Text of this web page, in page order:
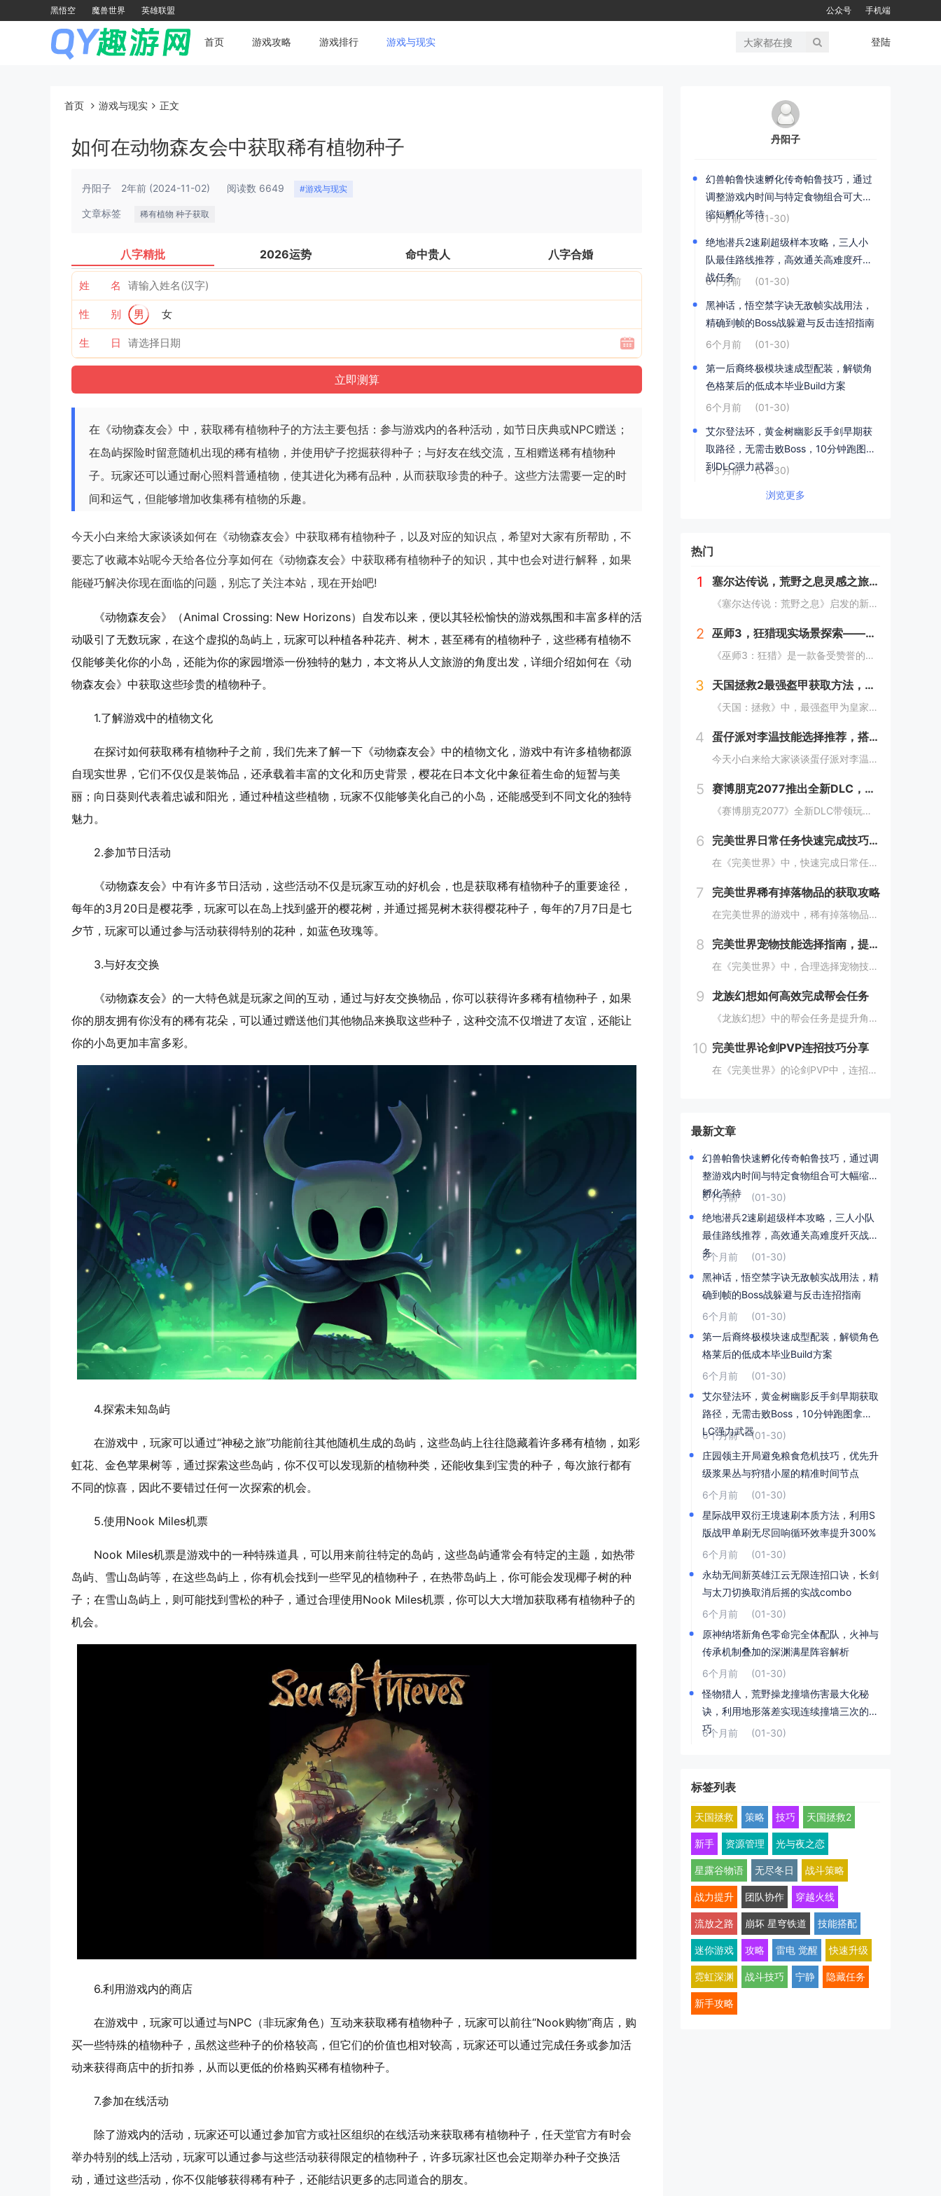
黑悟空 魔兽世界 英雄联盟 公众号 手机端
首页 游戏攻略 游戏排行 游戏与现实 登陆
首页 游戏与现实 正文
如何在动物森友会中获取稀有植物种子
丹阳子 2年前 (2024-11-02) 阅读数 6649 #游戏与现实
文章标签 稀有植物 种子获取
八字精批 2026运势 命中贵人 八字合婚
姓 名
性 别 男 女
生 日
在《动物森友会》中，获取稀有植物种子的方法主要包括：参与游戏内的各种活动，如节日庆典或NPC赠送；
在岛屿探险时留意随机出现的稀有植物，并使用铲子挖掘获得种子；与好友在线交流，互相赠送稀有植物种
子。玩家还可以通过耐心照料普通植物，使其进化为稀有品种，从而获取珍贵的种子。这些方法需要一定的时
间和运气，但能够增加收集稀有植物的乐趣。
今天小白来给大家谈谈如何在《动物森友会》中获取稀有植物种子，以及对应的知识点，希望对大家有所帮助，不
要忘了收藏本站呢今天给各位分享如何在《动物森友会》中获取稀有植物种子的知识，其中也会对进行解释，如果
能碰巧解决你现在面临的问题，别忘了关注本站，现在开始吧!
《动物森友会》（Animal Crossing: New Horizons）自发布以来，便以其轻松愉快的游戏氛围和丰富多样的活
动吸引了无数玩家，在这个虚拟的岛屿上，玩家可以种植各种花卉、树木，甚至稀有的植物种子，这些稀有植物不
仅能够美化你的小岛，还能为你的家园增添一份独特的魅力，本文将从人文旅游的角度出发，详细介绍如何在《动
物森友会》中获取这些珍贵的植物种子。
1.了解游戏中的植物文化
在探讨如何获取稀有植物种子之前，我们先来了解一下《动物森友会》中的植物文化，游戏中有许多植物都源
自现实世界，它们不仅仅是装饰品，还承载着丰富的文化和历史背景，樱花在日本文化中象征着生命的短暂与美
丽；向日葵则代表着忠诚和阳光，通过种植这些植物，玩家不仅能够美化自己的小岛，还能感受到不同文化的独特
魅力。
2.参加节日活动
《动物森友会》中有许多节日活动，这些活动不仅是玩家互动的好机会，也是获取稀有植物种子的重要途径，
每年的3月20日是樱花季，玩家可以在岛上找到盛开的樱花树，并通过摇晃树木获得樱花种子，每年的7月7日是七
夕节，玩家可以通过参与活动获得特别的花种，如蓝色玫瑰等。
3.与好友交换
《动物森友会》的一大特色就是玩家之间的互动，通过与好友交换物品，你可以获得许多稀有植物种子，如果
你的朋友拥有你没有的稀有花朵，可以通过赠送他们其他物品来换取这些种子，这种交流不仅增进了友谊，还能让
你的小岛更加丰富多彩。
4.探索未知岛屿
在游戏中，玩家可以通过“神秘之旅”功能前往其他随机生成的岛屿，这些岛屿上往往隐藏着许多稀有植物，如彩
虹花、金色苹果树等，通过探索这些岛屿，你不仅可以发现新的植物种类，还能收集到宝贵的种子，每次旅行都有
不同的惊喜，因此不要错过任何一次探索的机会。
5.使用Nook Miles机票
Nook Miles机票是游戏中的一种特殊道具，可以用来前往特定的岛屿，这些岛屿通常会有特定的主题，如热带
岛屿、雪山岛屿等，在这些岛屿上，你有机会找到一些罕见的植物种子，在热带岛屿上，你可能会发现椰子树的种
子；在雪山岛屿上，则可能找到雪松的种子，通过合理使用Nook Miles机票，你可以大大增加获取稀有植物种子的
机会。
6.利用游戏内的商店
在游戏中，玩家可以通过与NPC（非玩家角色）互动来获取稀有植物种子，玩家可以前往“Nook购物”商店，购
买一些特殊的植物种子，虽然这些种子的价格较高，但它们的价值也相对较高，玩家还可以通过完成任务或参加活
动来获得商店中的折扣券，从而以更低的价格购买稀有植物种子。
7.参加在线活动
除了游戏内的活动，玩家还可以通过参加官方或社区组织的在线活动来获取稀有植物种子，任天堂官方有时会
举办特别的线上活动，玩家可以通过参与这些活动获得限定的植物种子，许多玩家社区也会定期举办种子交换活
动，通过这些活动，你不仅能够获得稀有种子，还能结识更多的志同道合的朋友。
丹阳子
幻兽帕鲁快速孵化传奇帕鲁技巧，通过
调整游戏内时间与特定食物组合可大幅
缩短孵化等待
6个月前
(01-30)
绝地潜兵2速刷超级样本攻略，三人小
队最佳路线推荐，高效通关高难度歼灭
战任务
6个月前
(01-30)
黑神话，悟空禁字诀无敌帧实战用法，
精确到帧的Boss战躲避与反击连招指南
6个月前
(01-30)
第一后裔终极模块速成型配装，解锁角
色格莱后的低成本毕业Build方案
6个月前
(01-30)
艾尔登法环，黄金树幽影反手剑早期获
取路径，无需击败Boss，10分钟跑图拿
到DLC强力武器
6个月前 (01-30)
浏览更多
热门
1 塞尔达传说，荒野之息灵感之旅——新西兰南岛峡湾探秘与荒野生存体验
《塞尔达传说：荒野之息》启发的新西兰南岛之旅，探索了其壮丽的自然风光与荒野生存体验。在峡湾国家公园，你将亲历游戏般的奇妙景色，从镜面般的湖泊、雄伟的山脉到神秘的森林，每一处都仿佛是游戏中的场景再现。你可以参与野外生存活动，学习采集、搭建庇护...
2 巫师3，狂猎现实场景探索——波兰的梅德韦德堡与温特堡城堡的奇幻之旅
《巫师3：狂猎》是一款备受赞誉的角色扮演游戏，其现实中的灵感来源之一是波兰的梅德韦德堡和温特堡城堡。这两处地点以其独特的中世纪建筑风格和壮丽的自然风光，为游戏营造了奇幻而真实的背景。梅德韦德堡位于波兰南部，拥有悠久的历史和神秘氛围；而温特堡...
3 天国拯救2最强盔甲获取方法，全套装位置一览
《天国：拯救》中，最强盔甲为皇家骑士盔甲，获取较为复杂。首先需完成“皇家侍卫”任务线，帮助亨利成为国王的私人护卫。之后，在王宫内找到盔甲的具体位置，通常藏于密室或特定房间。完成相关任务后，玩家可获得这套顶级装备，大幅提升防御力和战斗能力。游...
4 蛋仔派对李温技能选择推荐，搭配出最佳套路
今天小白来给大家谈谈蛋仔派对李温技能选择推荐，搭配出最佳套路，以及蛋仔派对攻略对应的知识点，希望对大家有所帮助，不要忘了收藏本站呢今天给各位分享蛋仔派对李温技能选择推荐，搭配出最佳套路的知识，其中也会对蛋仔派对攻略进行解释，如果能碰巧解决你...
5 赛博朋克2077推出全新DLC，探索未来城市的秘密和新任务
《赛博朋克2077》全新DLC带领玩家深入未来城市，揭示隐藏的秘密并开启一系列新任务。在这一扩展内容中，玩家将有机会探索更多未知区域，体验丰富多彩的剧情，与全新角色互动，进一步丰富游戏世界的沉浸感与可玩性。今天小白来给大家谈谈《赛博朋克20...
6 完美世界日常任务快速完成技巧，轻松获取丰厚奖励
在《完美世界》中，快速完成日常任务不仅能节省时间，还能确保玩家获得丰厚的奖励。合理规划任务路线，优先选择高经验值和金币奖励的任务。利用双倍经验时间进行任务，可以事半功倍。组队完成任务效率更高，特别是对于需要击败强大敌人的任务。不要忘记使用游...
7 完美世界稀有掉落物品的获取攻略
在完美世界的游戏中，稀有掉落物品是玩家追求的目标之一。这些物品通常只能通过特定的活动、副本或怪物获得，且掉落率极低。为了提高获取几率，玩家可以组队参与高难度副本，多次挑战以增加机会；参加限时活动，如节日庆典和特殊任务，这些活动往往会有额外奖...
8 完美世界宠物技能选择指南，提高宠物实力的技巧
在《完美世界》中，合理选择宠物技能是提升宠物实力的关键。优先考虑增强宠物基础属性的技能，如攻击、防御和生命值。根据宠物类型和定位，选择合适的主动或被动技能，如控制、辅助或输出技能。利用宠物技能书升级技能等级，以及通过宠物合成功能优化技能组合...
9 龙族幻想如何高效完成帮会任务
《龙族幻想》中的帮会任务是提升角色实力和获得丰厚奖励的重要途径。要高效完成帮会任务，首先需要合理安排时间，选择高效率的任务组合，如组队完成副本或集体参与帮会活动。利用好帮会资源，如经验药水、加速道具等，可以显著提高任务完成速度。积极与帮会成...
10 完美世界论剑PVP连招技巧分享
在《完美世界》的论剑PVP中，连招技巧是取胜的关键。玩家需熟练掌握角色技能的释放顺序与时机，利用控制技能打断对手的攻击节奏，同时保持自身技能的连贯性。合理利用地形和位移技能，可以有效躲避敌方攻击，创造反击机会。了解并针对不同职业的特点制定策...
最新文章
幻兽帕鲁快速孵化传奇帕鲁技巧，通过调
整游戏内时间与特定食物组合可大幅缩短
孵化等待
6个月前
(01-30)
绝地潜兵2速刷超级样本攻略，三人小队
最佳路线推荐，高效通关高难度歼灭战任
务
6个月前
(01-30)
黑神话，悟空禁字诀无敌帧实战用法，精
确到帧的Boss战躲避与反击连招指南
6个月前
(01-30)
第一后裔终极模块速成型配装，解锁角色
格莱后的低成本毕业Build方案
6个月前
(01-30)
艾尔登法环，黄金树幽影反手剑早期获取
路径，无需击败Boss，10分钟跑图拿到D
LC强力武器
6个月前
(01-30)
庄园领主开局避免粮食危机技巧，优先升
级浆果丛与狩猎小屋的精准时间节点
6个月前
(01-30)
星际战甲双衍王境速刷本质方法，利用S
版战甲单刷无尽回响循环效率提升300%
6个月前
(01-30)
永劫无间新英雄江云无限连招口诀，长剑
与太刀切换取消后摇的实战combo
6个月前
(01-30)
原神纳塔新角色零命完全体配队，火神与
传承机制叠加的深渊满星阵容解析
6个月前
(01-30)
怪物猎人，荒野操龙撞墙伤害最大化秘
诀，利用地形落差实现连续撞墙三次的技
巧
6个月前 (01-30)
标签列表
天国拯救 策略 技巧 天国拯救2
新手 资源管理 光与夜之恋
星露谷物语 无尽冬日 战斗策略
战力提升 团队协作 穿越火线
流放之路 崩坏 星穹铁道 技能搭配
迷你游戏 攻略 雷电 觉醒 快速升级
霓虹深渊 战斗技巧 宁静 隐藏任务
新手攻略